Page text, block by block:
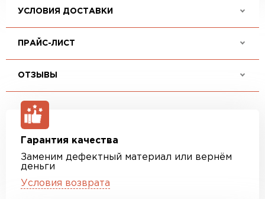
УСЛОВИЯ ДОСТАВКИ
ПРАЙС-ЛИСТ
ОТЗЫВЫ
Гарантия качества
Заменим дефектный материал или вернём
деньги
Условия возврата